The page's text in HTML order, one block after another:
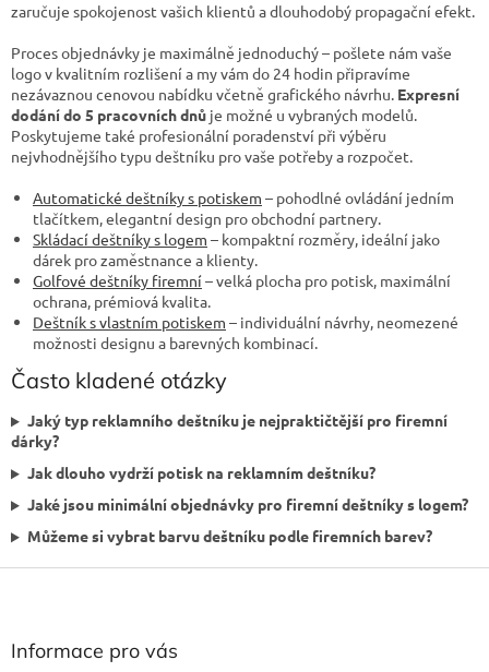
zaručuje spokojenost vašich klientů a dlouhodobý propagační efekt.
Proces objednávky je maximálně jednoduchý – pošlete nám vaše
logo v kvalitním rozlišení a my vám do 24 hodin připravíme
nezávaznou cenovou nabídku včetně grafického návrhu. Expresní
dodání do 5 pracovních dnů je možné u vybraných modelů.
Poskytujeme také profesionální poradenství při výběru
nejvhodnějšího typu deštníku pro vaše potřeby a rozpočet.
Automatické deštníky s potiskem – pohodlné ovládání jedním
tlačítkem, elegantní design pro obchodní partnery.
Skládací deštníky s logem – kompaktní rozměry, ideální jako
dárek pro zaměstnance a klienty.
Golfové deštníky firemní– velká plocha pro potisk, maximální
ochrana, prémiová kvalita.
Deštník s vlastním potiskem – individuální návrhy, neomezené
možnosti designu a barevných kombinací.
Často kladené otázky
Jaký typ reklamního deštníku je nejpraktičtější pro firemní
dárky?
Jak dlouho vydrží potisk na reklamním deštníku?
Jaké jsou minimální objednávky pro firemní deštníky s logem?
Můžeme si vybrat barvu deštníku podle firemních barev?
Informace pro vás